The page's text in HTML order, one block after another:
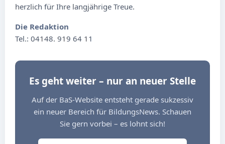
herzlich für Ihre langjährige Treue.
Die Redaktion
Tel.: 04148. 919 64 11
Es geht weiter – nur an neuer Stelle
Auf der BaS-Website entsteht gerade sukzessiv
ein neuer Bereich für BildungsNews. Schauen
Sie gern vorbei – es lohnt sich!